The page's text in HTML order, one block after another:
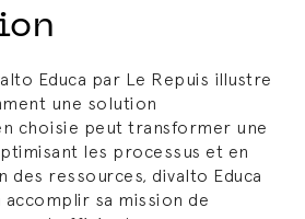
Educa par Le Repuis illustre
une solution
choisie peut transformer une
les processus et en
des ressources, divalto Educa
accomplir sa mission de